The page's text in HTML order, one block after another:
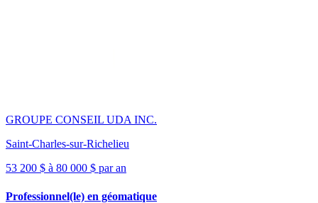
GROUPE CONSEIL UDA INC.
Saint-Charles-sur-Richelieu
53 200 $ à 80 000 $ par an
Professionnel(le) en géomatique